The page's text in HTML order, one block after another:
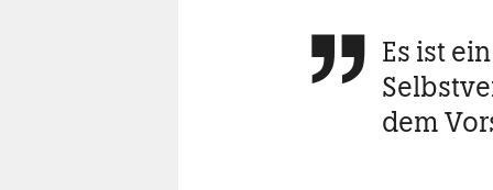
 Es ist
dem